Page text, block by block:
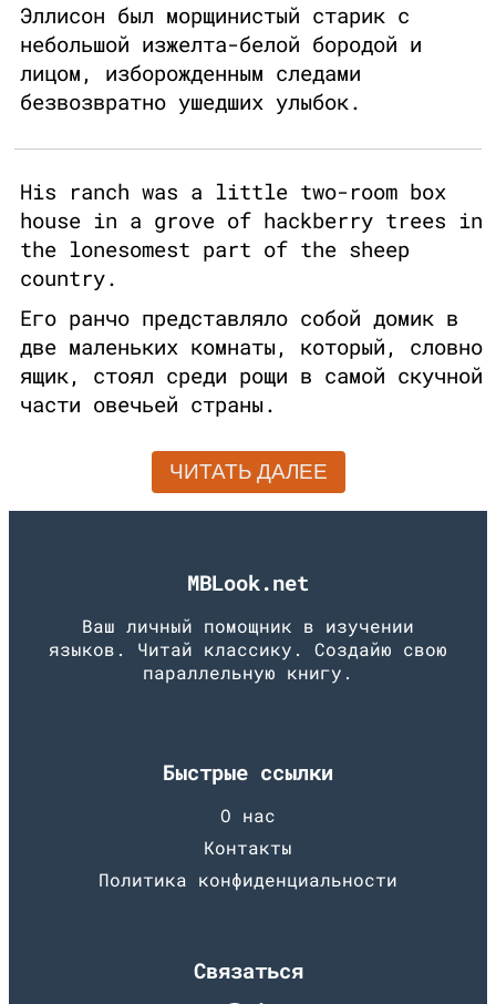
Эллисон был морщинистый старик с
небольшой изжелта-белой бородой и
лицом, изборожденным следами
безвозвратно ушедших улыбок.
His ranch was a little two-room box
house in a grove of hackberry trees in
the lonesomest part of the sheep
country.
Его ранчо представляло собой домик в
две маленьких комнаты, который, словно
ящик, стоял среди рощи в самой скучной
части овечьей страны.
ЧИТАТЬ ДАЛЕЕ
MBLook.net
Ваш личный помощник в изучении
языков. Читай классику. Создайю свою
параллельную книгу.
Быстрые ссылки
О нас
Контакты
Политика конфиденциальности
Связаться